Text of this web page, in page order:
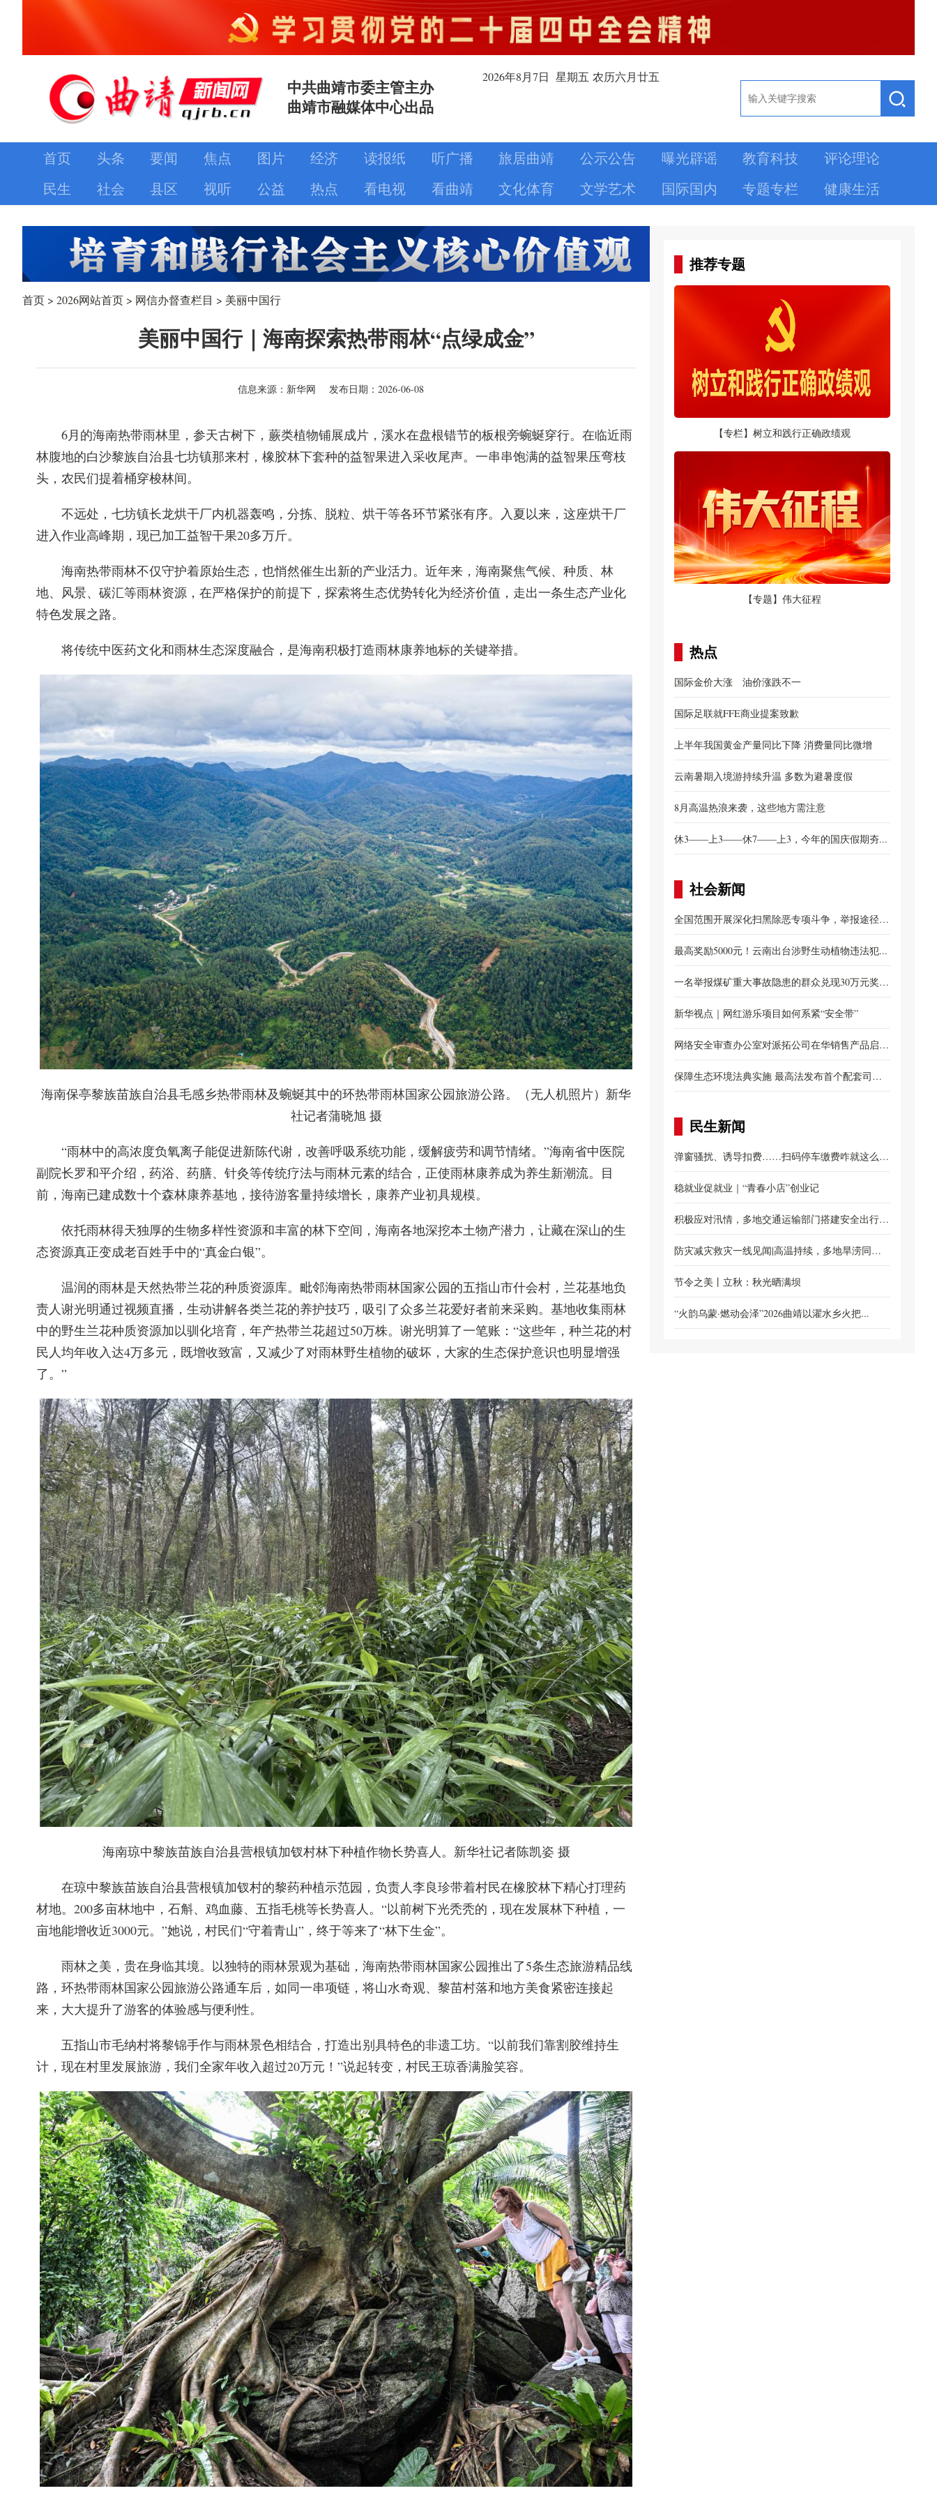
中共曲靖市委主管主办
曲靖市融媒体中心出品
2026年8月7日 星期五 农历六月廿五
首页 头条 要闻 焦点 图片 经济 读报纸 听广播 旅居曲靖 公示公告 曝光辟谣 教育科技
评论理论
民生
社会 县区 视听 公益 热点 看电视 看曲靖 文化体育 文学艺术 国际国内 专题专栏 健康生活
首页 > 2026网站首页 > 网信办督查栏目 > 美丽中国行
美丽中国行｜海南探索热带雨林“点绿成金”
信息来源：新华网 发布日期：2026-06-08
6月的海南热带雨林里，参天古树下，蕨类植物铺展成片，溪水在盘根错节的板根旁蜿蜒穿行。在临近雨
林腹地的白沙黎族自治县七坊镇那来村，橡胶林下套种的益智果进入采收尾声。一串串饱满的益智果压弯枝
头，农民们提着桶穿梭林间。
不远处，七坊镇长龙烘干厂内机器轰鸣，分拣、脱粒、烘干等各环节紧张有序。入夏以来，这座烘干厂
进入作业高峰期，现已加工益智干果20多万斤。
海南热带雨林不仅守护着原始生态，也悄然催生出新的产业活力。近年来，海南聚焦气候、种质、林
地、风景、碳汇等雨林资源，在严格保护的前提下，探索将生态优势转化为经济价值，走出一条生态产业化
特色发展之路。
将传统中医药文化和雨林生态深度融合，是海南积极打造雨林康养地标的关键举措。
海南保亭黎族苗族自治县毛感乡热带雨林及蜿蜒其中的环热带雨林国家公园旅游公路。（无人机照片）新华
社记者蒲晓旭 摄
“雨林中的高浓度负氧离子能促进新陈代谢，改善呼吸系统功能，缓解疲劳和调节情绪。”海南省中医院
副院长罗和平介绍，药浴、药膳、针灸等传统疗法与雨林元素的结合，正使雨林康养成为养生新潮流。目
前，海南已建成数十个森林康养基地，接待游客量持续增长，康养产业初具规模。
依托雨林得天独厚的生物多样性资源和丰富的林下空间，海南各地深挖本土物产潜力，让藏在深山的生
态资源真正变成老百姓手中的“真金白银”。
温润的雨林是天然热带兰花的种质资源库。毗邻海南热带雨林国家公园的五指山市什会村，兰花基地负
责人谢光明通过视频直播，生动讲解各类兰花的养护技巧，吸引了众多兰花爱好者前来采购。基地收集雨林
中的野生兰花种质资源加以驯化培育，年产热带兰花超过50万株。谢光明算了一笔账：“这些年，种兰花的村
民人均年收入达4万多元，既增收致富，又减少了对雨林野生植物的破坏，大家的生态保护意识也明显增强
了。”
海南琼中黎族苗族自治县营根镇加钗村林下种植作物长势喜人。新华社记者陈凯姿 摄
在琼中黎族苗族自治县营根镇加钗村的黎药种植示范园，负责人李良珍带着村民在橡胶林下精心打理药
材地。200多亩林地中，石斛、鸡血藤、五指毛桃等长势喜人。“以前树下光秃秃的，现在发展林下种植，一
亩地能增收近3000元。”她说，村民们“守着青山”，终于等来了“林下生金”。
雨林之美，贵在身临其境。以独特的雨林景观为基础，海南热带雨林国家公园推出了5条生态旅游精品线
路，环热带雨林国家公园旅游公路通车后，如同一串项链，将山水奇观、黎苗村落和地方美食紧密连接起
来，大大提升了游客的体验感与便利性。
五指山市毛纳村将黎锦手作与雨林景色相结合，打造出别具特色的非遗工坊。“以前我们靠割胶维持生
计，现在村里发展旅游，我们全家年收入超过20万元！”说起转变，村民王琼香满脸笑容。
推荐专题
【专栏】树立和践行正确政绩观
【专题】伟大征程
热点
国际金价大涨 油价涨跌不一
国际足联就FFE商业提案致歉
上半年我国黄金产量同比下降 消费量同比微增
云南暑期入境游持续升温 多数为避暑度假
8月高温热浪来袭，这些地方需注意
休3——上3——休7——上3，今年的国庆假期夯...
社会新闻
全国范围开展深化扫黑除恶专项斗争，举报途径公
布...
最高奖励5000元！云南出台涉野生动植物违法犯...
一名举报煤矿重大事故隐患的群众兑现30万元奖
励...
新华视点｜网红游乐项目如何系紧“安全带”
网络安全审查办公室对派拓公司在华销售产品启动
网...
保障生态环境法典实施 最高法发布首个配套司法
民生新闻
弹窗骚扰、诱导扣费……扫码停车缴费咋就这么
难？...
稳就业促就业｜“青春小店”创业记
积极应对汛情，多地交通运输部门搭建安全出行防
线...
防灾减灾救灾一线见闻|高温持续，多地旱涝同防
保...
节令之美丨立秋：秋光晒满坝
“火韵乌蒙·燃动会泽”2026曲靖以濯水乡火把...